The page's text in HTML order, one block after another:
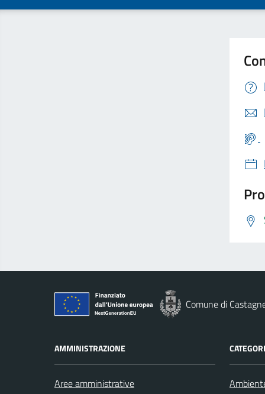
Comune di
AMMINISTRAZIONE
Aree amministrative